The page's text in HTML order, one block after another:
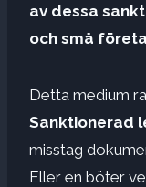
av dessa
och små
Detta medium
Sanktionerad
misstag
Eller en böter